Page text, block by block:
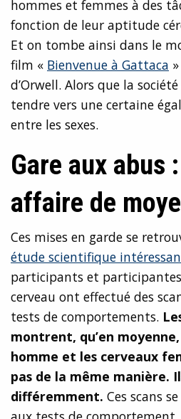
hommes et femmes à des
fonction de leur aptitude
Et on tombe ainsi dans le
film « Bienvenue à Gattaca
d’Orwell. Alors que la
tendre vers une certaine
entre les sexes.
Gare aux abus
affaire de
Ces mises en garde se
étude scientifique
participants et
cerveau ont effectué des
tests de comportements.
montrent, qu’en
homme et les cerveaux
pas de la même manière.
différemment. Ces scans